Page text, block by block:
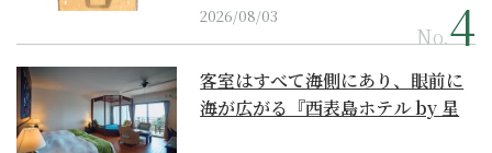
2026/08/03
No.
客室はすべて海側にあり、眼前に
海が広がる『西表島ホテル by 星